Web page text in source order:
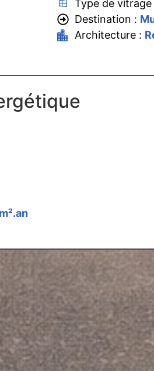
Type de vitrage
Destination :
Architecture :